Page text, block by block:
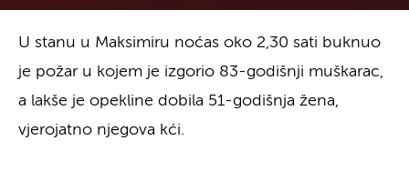
U stanu u Maksimiru noćas oko 2,30 sati buknuo
je požar u kojem je izgorio 83-godišnji muškarac,
a lakše je opekline dobila 51-godišnja žena,
vjerojatno njegova kći.